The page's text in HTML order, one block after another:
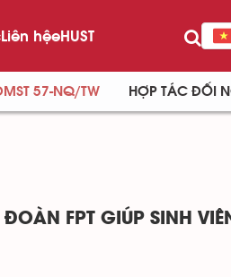
Liên hệeHUST
57-NQ/TW HỢP TÁC ĐỐI
FPT GIÚP SINH